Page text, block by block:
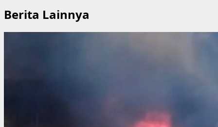
Berita Lainnya